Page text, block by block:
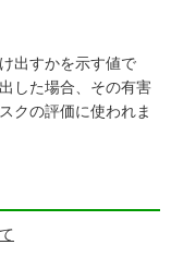
出すかを示す値で
した場合、その有害
クの評価に使われま